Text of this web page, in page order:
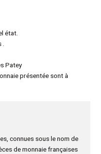
état.
Patey
présentée sont à
connues sous le nom de
de monnaie françaises